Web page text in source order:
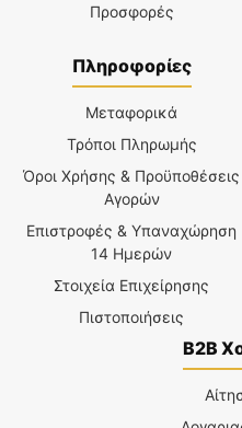
Προσφορές
Πληροφορίες
Μεταφορικά
Τρόποι Πληρωμής
Όροι Χρήσης & Προϋποθέσεις
Αγορών
Επιστροφές & Υπαναχώρηση
14 Ημερών
Στοιχεία Επιχείρησης
Πιστοποιήσεις
B2B